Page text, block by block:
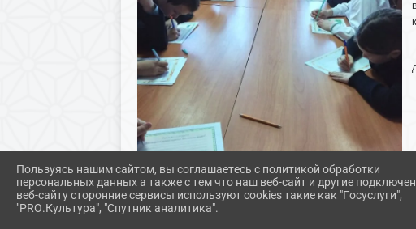
Пользуясь нашим сайтом, вы соглашаетесь с политикой обработки
персональных данных а также с тем что наш веб-сайт и другие
веб-сайту сторонние сервисы используют cookies такие как "Госуслуги",
"PRO.Культура", "Спутник аналитика".